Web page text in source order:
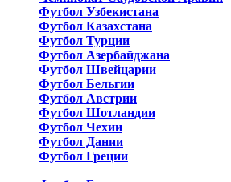
Футбол Узбекистана
Футбол Казахстана
Футбол Турции
Футбол Азербайджана
Футбол Швейцарии
Футбол Бельгии
Футбол Австрии
Футбол Шотландии
Футбол Чехии
Футбол Дании
Футбол Греции